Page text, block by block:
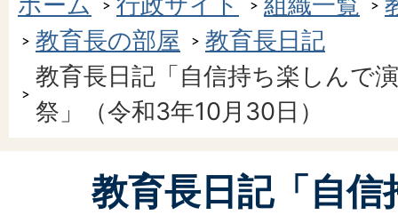
教育長の部屋
教育長日記
教育長日記「自信持ち楽しんで
祭」（令和3年10月30日）
教育長日記「自